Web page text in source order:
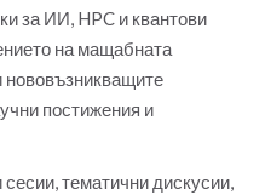
за ИИ, HPC и квантови
на мащабната
нововъзникващите
постижения и
тематични дискусии,